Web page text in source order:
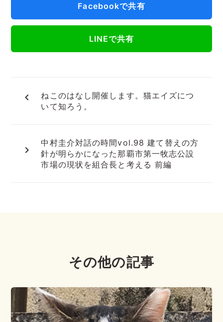
Facebookで共有
LINEで共有
navigate_before
ねこのはなし開催します。猫エイズにつ
いて知ろう。
navigate_next
中村圭介対話の時間vol.98 建て替えの方
針が明らかになった那覇市第一牧志公設
市場の現状を組合長と考える 前編
その他の記事